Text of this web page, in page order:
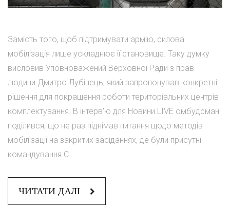
Замість того, щоб підтримувати армію, силова
мобілізація лише ускладнює її становище. Таку думку
висловив Уповноважений Верховної Ради з прав
людини Дмитро Лубінець, який запропонував конкретні
рішення для покращення роботи територіальних центрів
комплектування. В інтерв'ю для Новини.LIVE омбудсман
поділився, що не раз піднімав питання щодо методів
мобілізації на закритих засіданнях, де були присутні
командування С...
ЧИТАТИ ДАЛІ